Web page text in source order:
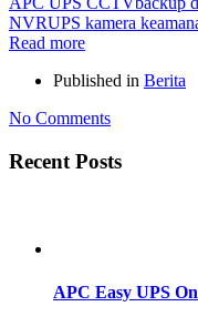
NVRUPS kamera
Read more
Published in Berita
No Comments
Recent Posts
APC Easy UPS